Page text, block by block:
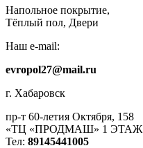
Напольное покрытие,
Тёплый пол, Двери
Наш e-mail:
evropol27@mail.ru
г. Хабаровск
пр-т 60-летия Октября, 158
«ТЦ «ПРОДМАШ» 1 ЭТАЖ
Тел: 89145441005